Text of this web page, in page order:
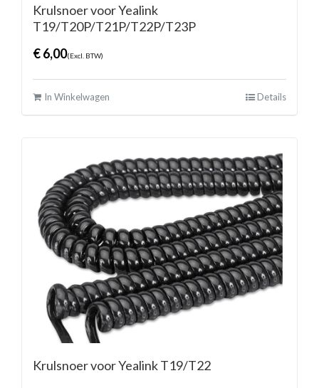
Krulsnoer voor Yealink
T19/T20P/T21P/T22P/T23P
€6,00(Excl. BTW)
In Winkelwagen Details
Krulsnoer voor Yealink T19/T22